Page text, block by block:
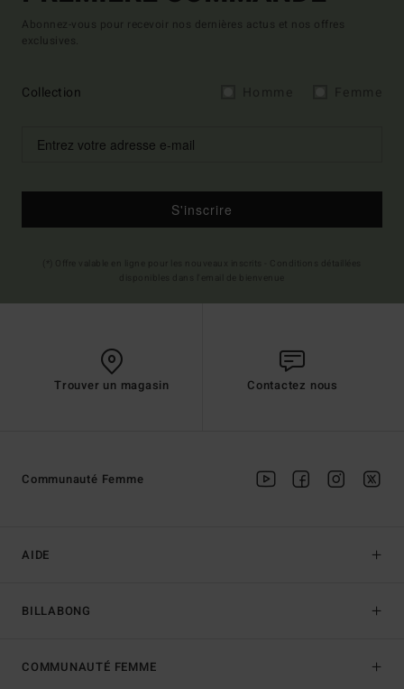
Abonnez-vous pour recevoir nos dernières actus et nos offres
exclusives.
Collection
S'inscrire
Trouver un magasin Contactez nous
AIDE
BILLABONG
Communauté Femme
COMMUNAUTÉ FEMME